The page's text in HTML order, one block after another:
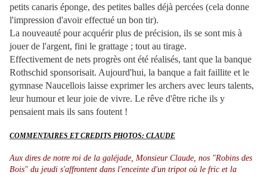
petits canaris éponge, des petites balles déjà percées (cela donne
l'impression d'avoir effectué un bon tir).
La nouveauté pour acquérir plus de précision, ils se sont mis à
jouer de l'argent, fini le grattage ; tout au tirage.
Effectivement de nets progrès ont été réalisés, tant que la banque
Rothschid sponsorisait. Aujourd'hui, la banque a fait faillite et le
gymnase Naucellois laisse exprimer les archers avec leurs talents,
leur humour et leur joie de vivre. Le rêve d'être riche ils y
pensaient mais ils sans foutent !
COMMENTAIRES ET CREDITS PHOTOS: CLAUDE
Aux dires de notre roi de la galéjade, Monsieur Claude, nos "Robins des
Bois" du jeudi s'affrontent dans l'enceinte d'un tripot où le fric et la